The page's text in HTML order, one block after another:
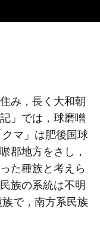
み，長く大和朝
」では，球磨噌
マ」は肥後国球
郡地方をさし，
た種族と考えら
族の系統は不明
で，南方系民族